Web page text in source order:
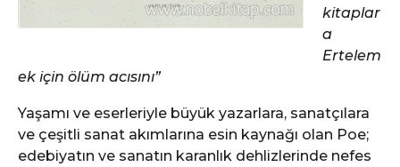
kitaplar
a
Ertelem
ek için ölüm acısını”
Yaşamı ve eserleriyle büyük yazarlara, sanatçılara
ve çeşitli sanat akımlarına esin kaynağı olan Poe;
edebiyatın ve sanatın karanlık dehlizlerinde nefes